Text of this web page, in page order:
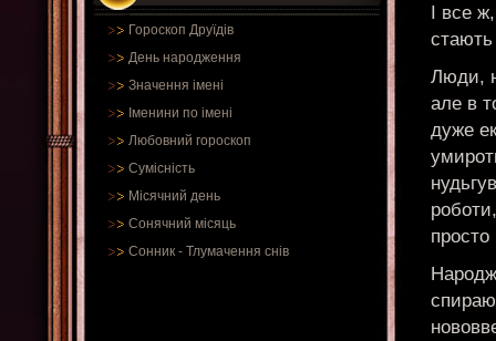
Гороскоп Друїдів
День народження
Значення імені
Іменини по імені
Любовний гороскоп
Сумісність
Місячний день
Сонячний місяць
Сонник - Тлумачення снів
І все
Люди,
але в
дуже
просто